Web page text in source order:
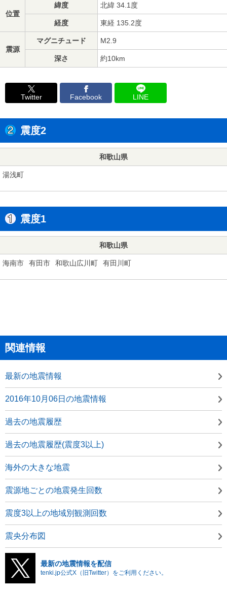
位置
緯度 北緯 34.1度
経度 東経 135.2度
震源
マグニチュード M2.9
深さ 約10km
Twitter Facebook LINE
震度2
和歌山県
湯浅町
震度1
和歌山県
海南市 有田市 和歌山広川町 有田川町
関連情報
最新の地震情報
2016年10月06日の地震情報
過去の地震履歴
過去の地震履歴(震度3以上)
海外の大きな地震
震源地ごとの地震発生回数
震度3以上の地域別観測回数
震央分布図
最新の地震情報を配信
tenki.jp公式X（旧Twitter）をご利用ください。